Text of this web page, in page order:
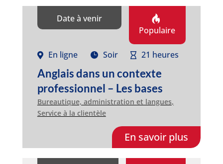
Date à venir
Populaire
En ligne Soir 21 heures
Anglais dans un contexte
professionnel – Les bases
Bureautique, administration et langues,
Service à la clientèle
En savoir plus